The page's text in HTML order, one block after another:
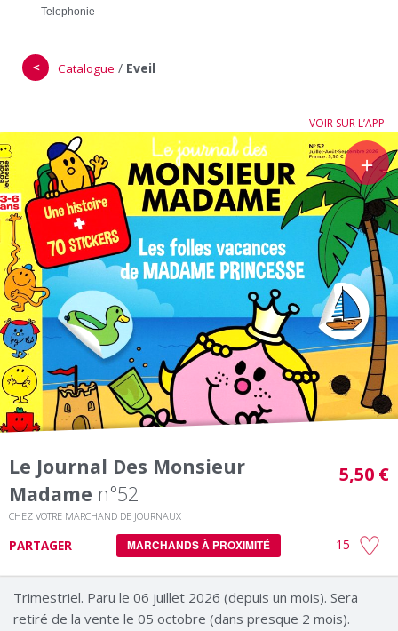
Telephonie
＜ Catalogue / Eveil
VOIR SUR L’APP
＋
Le Journal Des Monsieur
Madame n°52
CHEZ VOTRE MARCHAND DE JOURNAUX
5,50 €
PARTAGER MARCHANDS À PROXIMITÉ 15
Trimestriel. Paru le 06 juillet 2026 (depuis un mois). Sera
retiré de la vente le 05 octobre (dans presque 2 mois).